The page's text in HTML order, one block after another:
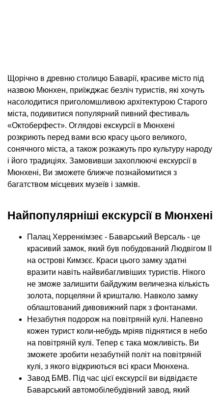
Щорічно в древню столицю Баварії, красиве місто під
назвою Мюнхен, приїжджає безліч туристів, які хочуть
насолодитися приголомшливою архітектурою Старого
міста, подивитися популярний пивний фестиваль
«Октоберфест». Оглядові екскурсії в Мюнхені
розкриють перед вами всю красу цього великого,
сонячного міста, а також розкажуть про культуру народу
і його традиціях. Замовивши захоплюючі екскурсії в
Мюнхені, Ви зможете ближче познайомитися з
багатством місцевих музеїв і замків.
Найпопулярніші екскурсії в Мюнхені
Палац Херренкімзеє - Баварський Версаль - це
красивий замок, який був побудований Людвігом II
на острові Кимзєє. Краси цього замку здатні
вразити навіть найвибагливіших туристів. Нікого
не зможе залишити байдужим величезна кількість
золота, порцеляни й кришталю. Навколо замку
облаштований дивовижний парк з фонтанами.
Незабутня подорож на повітряній кулі. Напевно
кожен турист коли-небудь мріяв піднятися в небо
на повітряній кулі. Тепер є така можливість. Ви
зможете зробити незабутній політ на повітряній
кулі, з якого відкриються всі краси Мюнхена.
Завод БМВ. Під час цієї екскурсії ви відвідаєте
Баварський автомобілебудівний завод, який